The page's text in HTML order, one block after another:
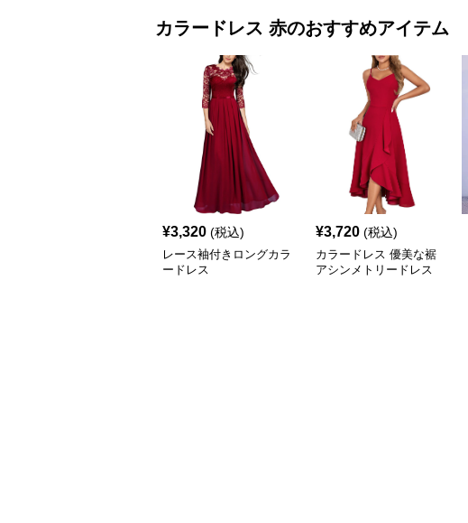
カラードレス 赤のおすすめアイテム
¥3,320 (税込)
レース袖付きロングカラ
ードレス
¥3,720 (税込)
カラードレス 優美な裾
アシンメトリードレス